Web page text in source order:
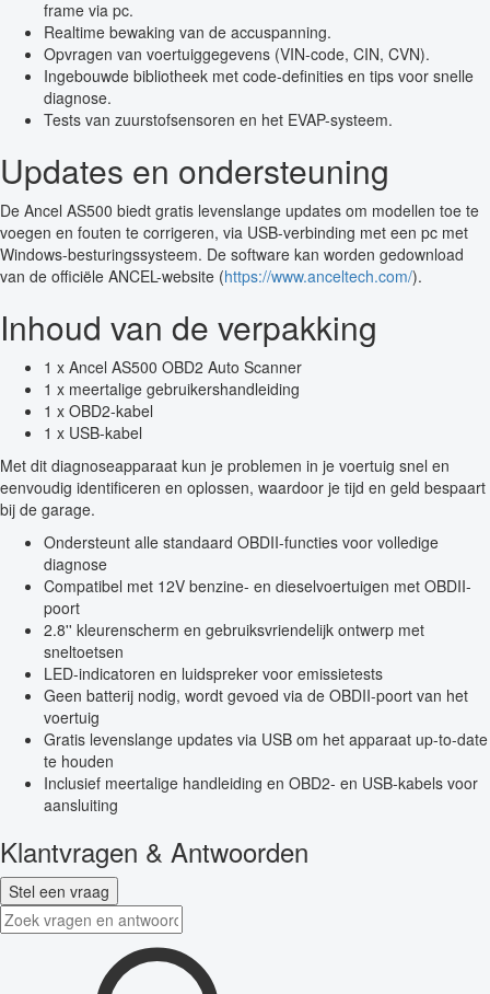
frame via pc.
Realtime bewaking van de accuspanning.
Opvragen van voertuiggegevens (VIN-code, CIN, CVN).
Ingebouwde bibliotheek met code-definities en tips voor snelle
diagnose.
Tests van zuurstofsensoren en het EVAP-systeem.
Updates en ondersteuning
De Ancel AS500 biedt gratis levenslange updates om modellen toe te
voegen en fouten te corrigeren, via USB-verbinding met een pc met
Windows-besturingssysteem. De software kan worden gedownload
van de officiële ANCEL-website (https://www.anceltech.com/).
Inhoud van de verpakking
1 x Ancel AS500 OBD2 Auto Scanner
1 x meertalige gebruikershandleiding
1 x OBD2-kabel
1 x USB-kabel
Met dit diagnoseapparaat kun je problemen in je voertuig snel en
eenvoudig identificeren en oplossen, waardoor je tijd en geld bespaart
bij de garage.
Ondersteunt alle standaard OBDII-functies voor volledige
diagnose
Compatibel met 12V benzine- en dieselvoertuigen met OBDII-
poort
2.8'' kleurenscherm en gebruiksvriendelijk ontwerp met
sneltoetsen
LED-indicatoren en luidspreker voor emissietests
Geen batterij nodig, wordt gevoed via de OBDII-poort van het
voertuig
Gratis levenslange updates via USB om het apparaat up-to-date
te houden
Inclusief meertalige handleiding en OBD2- en USB-kabels voor
aansluiting
Klantvragen & Antwoorden
Stel een vraag